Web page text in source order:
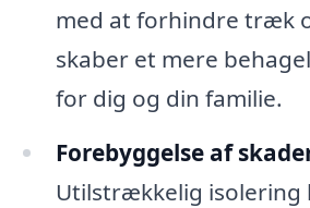
med at forhindre træk
skaber et mere
for dig og din familie.
Forebyggelse af
Utilstrækkelig isolering